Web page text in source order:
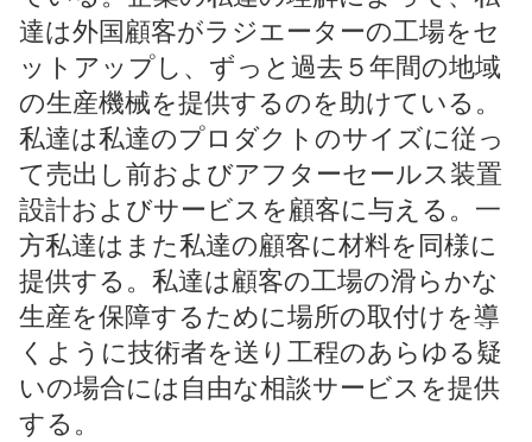
達は外国顧客がラジエーターの工場をセ
ットアップし、ずっと過去５年間の地域
の生産機械を提供するのを助けている。
私達は私達のプロダクトのサイズに従っ
て売出し前およびアフターセールス装置
設計およびサービスを顧客に与える。一
方私達はまた私達の顧客に材料を同様に
提供する。私達は顧客の工場の滑らかな
生産を保障するために場所の取付けを導
くように技術者を送り工程のあらゆる疑
いの場合には自由な相談サービスを提供
する。